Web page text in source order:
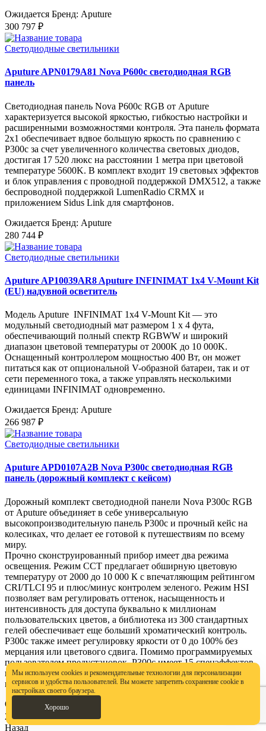
Ожидается Бренд: Aputure
300 797 ₽
Светодиодные светильники
Aputure APN0179A81 Nova P600c светодиодная RGB
панель
Светодиодная панель Nova P600c RGB от Aputure
характеризуется высокой яркостью, гибкостью настройки и
расширенными возможностями контроля. Эта панель формата
2x1 обеспечивает вдвое большую яркость по сравнению с
P300c за счет увеличенного количества световых диодов,
достигая 17 520 люкс на расстоянии 1 метра при цветовой
температуре 5600K. В комплект входит 19 световых эффектов
и блок управления с проводной поддержкой DMX512, а также
беспроводной поддержкой LumenRadio CRMX и
приложением Sidus Link для смартфонов.
Ожидается Бренд: Aputure
280 744 ₽
Светодиодные светильники
Aputure AP10039AR8 Aputure INFINIMAT 1x4 V-Mount Kit
(EU) надувной осветитель
Модель Aputure INFINIMAT 1x4 V-Mount Kit — это
модульный светодиодный мат размером 1 x 4 фута,
обеспечивающий полный спектр RGBWW и широкий
диапазон цветовой температуры от 2000K до 10 000K.
Оснащенный контроллером мощностью 400 Вт, он может
питаться как от опциональной V-образной батареи, так и от
сети переменного тока, а также управлять несколькими
единицами INFINIMAT одновременно.
Ожидается Бренд: Aputure
266 987 ₽
Светодиодные светильники
Aputure APD0107A2B Nova P300c светодиодная RGB
панель (дорожный комплект с кейсом)
Дорожный комплект светодиодной панели Nova P300c RGB
от Aputure объединяет в себе универсальную
высокопроизводительную панель P300c и прочный кейс на
колесиках, что делает ее готовой к путешествиям по всему
миру.
Прочно сконструированный прибор имеет два режима
освещения. Режим CCT предлагает обширную цветовую
температуру от 2000 до 10 000 К с впечатляющим рейтингом
CRI/TLCI 95 и плюс/минус контролем зеленого. Режим HSI
позволяет вам регулировать оттенок, насыщенность и
интенсивность для доступа буквально к миллионам
пользовательских цветов, а библиотека из 300 стандартных
гелей обеспечивает еще больший хроматический контроль.
P300c также имеет регулировку яркости от 0 до 100% без
мерцания или цветового сдвига. Помимо программируемых
пользователем предустановок, P300c имеет 15 спецэффектов,
включая полицейскую машину, молнию, папарацци, свечу и
многое другое.
Ожидается Бренд: Aputure
260 517 ₽
Назад
Мы используем cookies и рекомендательные технологии для персонализации
сервисов и удобства пользователей. Вы можете запретить сохранение cookie в
настройках своего браузера.
Хорошо